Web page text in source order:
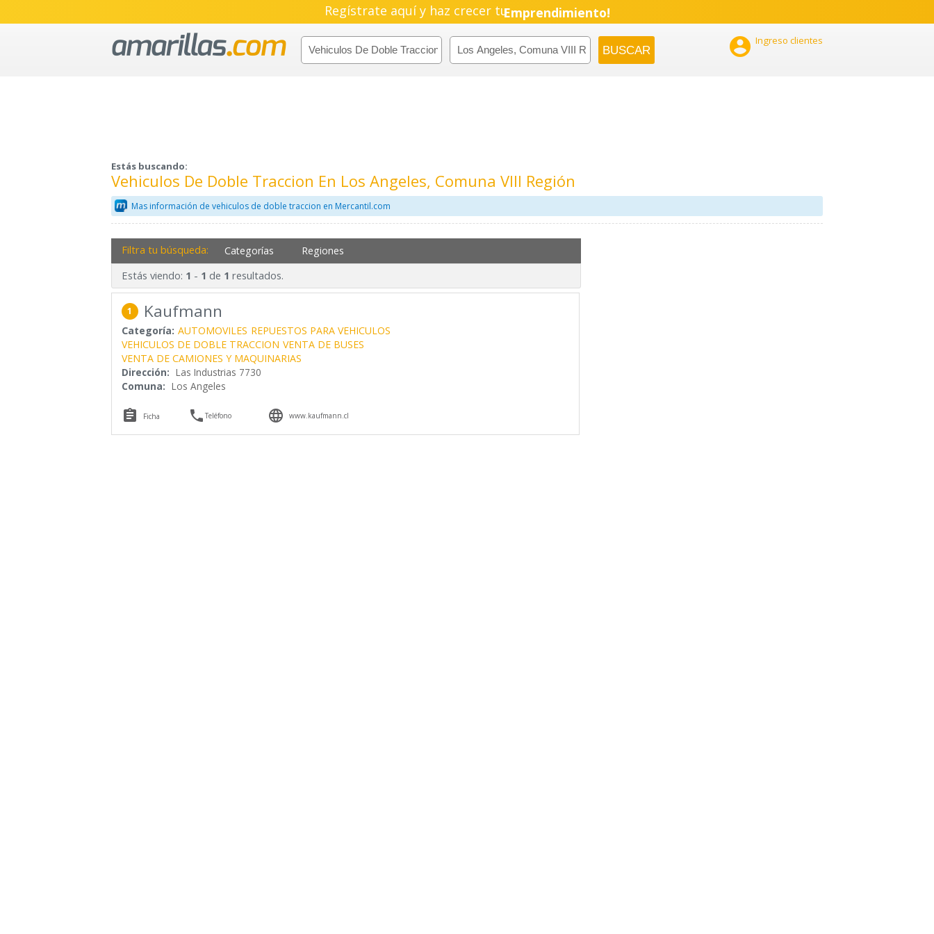
Regístrate aquí y haz crecer tuEmprendimiento!
 Ingreso clientes
Estás buscando:
Vehiculos De Doble Traccion En Los Angeles, Comuna VIII Región
Mas información de vehiculos de doble traccion en Mercantil.com
Filtra tu búsqueda: Categorías Regiones
Estás viendo: 1 - 1 de 1 resultados.
1 Kaufmann
Categoría: AUTOMOVILES REPUESTOS PARA VEHICULOS
VEHICULOS DE DOBLE TRACCION VENTA DE BUSES
VENTA DE CAMIONES Y MAQUINARIAS
Dirección: Las Industrias 7730
Comuna: Los Angeles
 Ficha Teléfono  www.kaufmann.cl